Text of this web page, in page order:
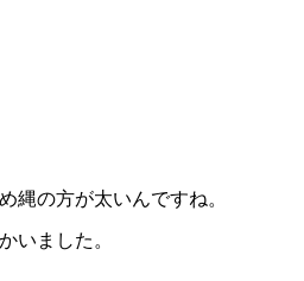
縄の方が太いんですね。
いました。